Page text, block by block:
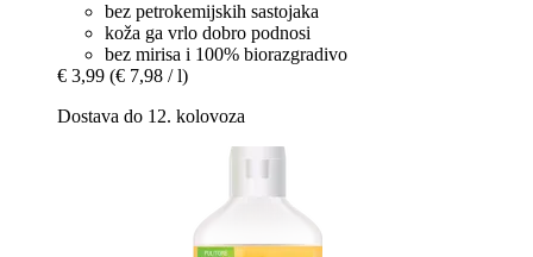
bez petrokemijskih sastojaka
koža ga vrlo dobro podnosi
bez mirisa i 100% biorazgradivo
€ 3,99 (€ 7,98 / l)
Dostava do 12. kolovoza